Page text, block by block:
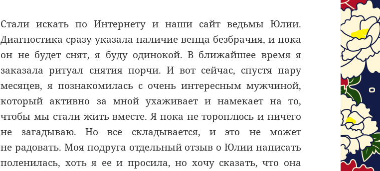
Стали искать по Интернету и наши сайт ведьмы Юлии.
Диагностика сразу указала наличие венца безбрачия, и пока
он не будет снят, я буду одинокой. В ближайшее время я
заказала ритуал снятия порчи. И вот сейчас, спустя пару
месяцев, я познакомилась с очень интересным мужчиной,
который активно за мной ухаживает и намекает на то,
чтобы мы стали жить вместе. Я пока не тороплюсь и ничего
не загадываю. Но все складывается, и это не может
не радовать. Моя подруга отдельный отзыв о Юлии написать
поленилась, хоть я ее и просила, но хочу сказать, что она